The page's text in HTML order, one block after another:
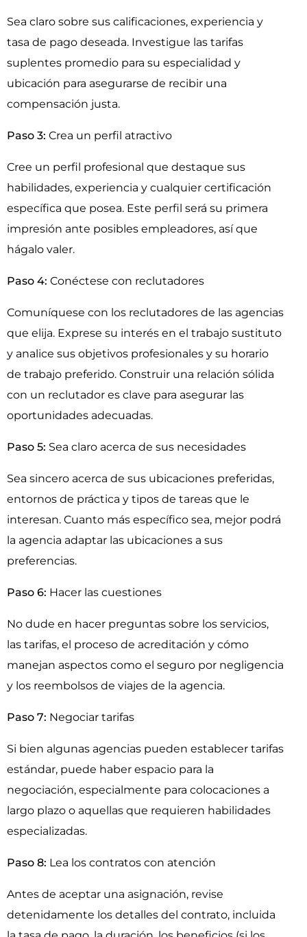
Sea claro sobre sus calificaciones, experiencia y
tasa de pago deseada. Investigue las tarifas
suplentes promedio para su especialidad y
ubicación para asegurarse de recibir una
compensación justa.
Paso 3: Crea un perfil atractivo
Cree un perfil profesional que destaque sus
habilidades, experiencia y cualquier certificación
específica que posea. Este perfil será su primera
impresión ante posibles empleadores, así que
hágalo valer.
Paso 4: Conéctese con reclutadores
Comuníquese con los reclutadores de las agencias
que elija. Exprese su interés en el trabajo sustituto
y analice sus objetivos profesionales y su horario
de trabajo preferido. Construir una relación sólida
con un reclutador es clave para asegurar las
oportunidades adecuadas.
Paso 5: Sea claro acerca de sus necesidades
Sea sincero acerca de sus ubicaciones preferidas,
entornos de práctica y tipos de tareas que le
interesan. Cuanto más específico sea, mejor podrá
la agencia adaptar las ubicaciones a sus
preferencias.
Paso 6: Hacer las cuestiones
No dude en hacer preguntas sobre los servicios,
las tarifas, el proceso de acreditación y cómo
manejan aspectos como el seguro por negligencia
y los reembolsos de viajes de la agencia.
Paso 7: Negociar tarifas
Si bien algunas agencias pueden establecer tarifas
estándar, puede haber espacio para la
negociación, especialmente para colocaciones a
largo plazo o aquellas que requieren habilidades
especializadas.
Paso 8: Lea los contratos con atención
Antes de aceptar una asignación, revise
detenidamente los detalles del contrato, incluida